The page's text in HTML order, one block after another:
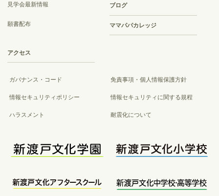
見学会最新情報
願書配布
ブログ
ママパパカレッジ
アクセス
ガバナンス・コード 免責事項・個人情報保護方針
情報セキュリティポリシー 情報セキュリティに関する規程
ハラスメント 耐震化について